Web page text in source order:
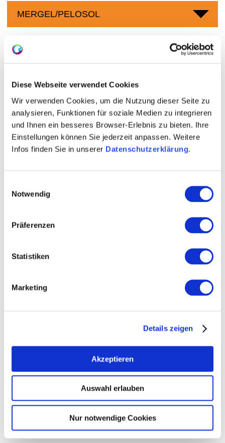
Diese Webseite verwendet Cookies
Wir verwenden Cookies, um die Nutzung dieser Seite zu
analysieren, Funktionen für soziale Medien zu integrieren
und Ihnen ein besseres Browser-Erlebnis zu bieten. Ihre
Einstellungen können Sie jederzeit anpassen. Weitere
Infos finden Sie in unserer Datenschutzerklärung.
Notwendig
Präferenzen
Statistiken
Marketing
Details zeigen
Akzeptieren
Auswahl erlauben
Nur notwendige Cookies
MERGEL/PELOSOL
Winzerhof Diegel
mehr erfahren